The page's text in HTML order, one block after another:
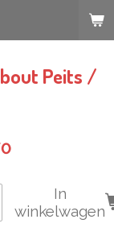
Peits /
In
winkelwagen